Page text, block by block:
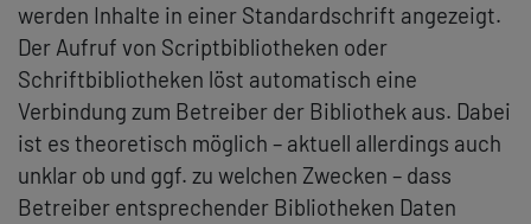
werden Inhalte in einer Standardschrift angezeigt.
Der Aufruf von Scriptbibliotheken oder
Schriftbibliotheken löst automatisch eine
Verbindung zum Betreiber der Bibliothek aus. Dabei
ist es theoretisch möglich – aktuell allerdings auch
unklar ob und ggf. zu welchen Zwecken – dass
Betreiber entsprechender Bibliotheken Daten